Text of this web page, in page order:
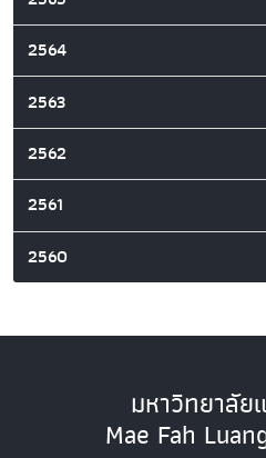
2564
2563
2562
2561
2560
มหาวิทยาลัย
Mae Fah